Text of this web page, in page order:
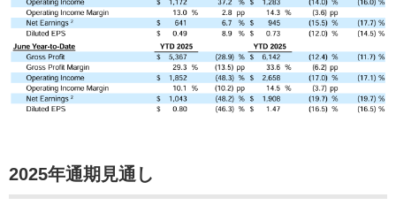
2025年通期見通し